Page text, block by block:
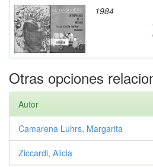
1984
Otras opciones
Autor
Camarena Luhrs, Margarita
Ziccardi, Alicia